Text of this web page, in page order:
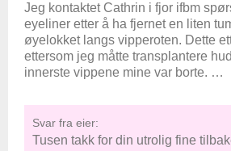
Jeg kontaktet Cathrin i fjor ifbm
eyeliner etter å ha fjernet en liten
øyelokket langs vipperoten. Dette
ettersom jeg måtte transplantere
innerste vippene mine var borte. …
Svar fra eier:
Tusen takk for din utrolig fine